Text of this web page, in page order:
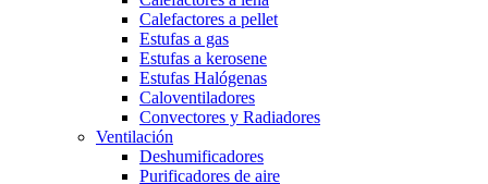
Calefactores a pellet
Estufas a gas
Estufas a kerosene
Estufas Halógenas
Caloventiladores
Convectores y Radiadores
Ventilación
Deshumificadores
Purificadores de aire